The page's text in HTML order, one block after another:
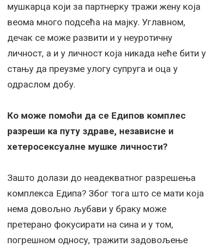
мушкарца који за партнерку тражи жену која
веома много подсећа на мајку. Углавном,
дечак се може развити и у неуротичну
личност, а и у личност која никада неће бити у
стању да преузме улогу супруга и оца у
одраслом добу.
Ко може помоћи да се Едипов комплес
разреши ка путу здраве, независне и
хетеросексуалне мушке личности?
Зашто долази до неадекватног разрешења
комплекса Едипа? Због тога што се мати која
нема довољно љубави у браку може
претерано фокусирати на сина и у том,
погрешном односу, тражити задовољење